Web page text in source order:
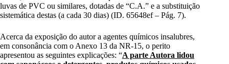
luvas de PVC ou similares, dotadas de “C.A.” e a substituição
sistemática destas (a cada 30 dias) (ID. 65648ef – Pág. 7).
Acerca da exposição do autor a agentes químicos insalubres,
em consonância com o Anexo 13 da NR-15, o perito
apresentou as seguintes explicações: “A parte Autora lidou